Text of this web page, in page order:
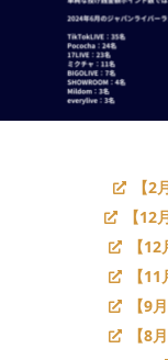
【
【
【
【
【9
【8